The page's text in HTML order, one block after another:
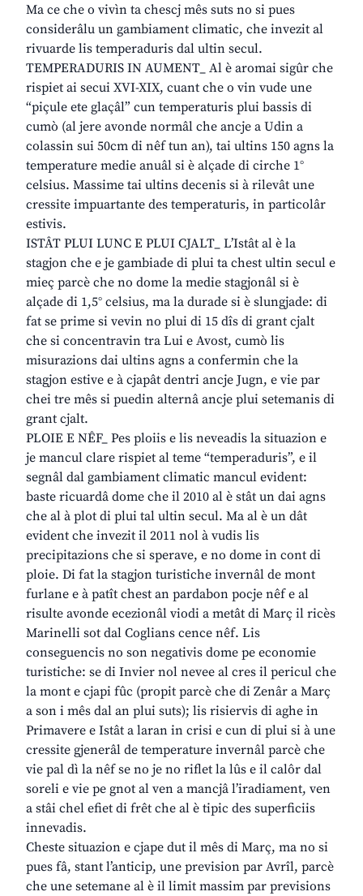
Ma ce che o vivìn ta chescj mês suts no si pues
considerâlu un gambiament climatic, che invezit al
rivuarde lis temperaduris dal ultin secul.
TEMPERADURIS IN AUMENT_ Al è aromai sigûr che
rispiet ai secui XVI-XIX, cuant che o vin vude une
“piçule ete glaçâl” cun temperaturis plui bassis di
cumò (al jere avonde normâl che ancje a Udin a
colassin sui 50cm di nêf tun an), tai ultins 150 agns la
temperature medie anuâl si è alçade di cirche 1°
celsius. Massime tai ultins decenis si à rilevât une
cressite impuartante des temperaturis, in particolâr
estivis.
ISTÂT PLUI LUNC E PLUI CJALT_ L’Istât al è la
stagjon che e je gambiade di plui ta chest ultin secul e
mieç parcè che no dome la medie stagjonâl si è
alçade di 1,5° celsius, ma la durade si è slungjade: di
fat se prime si vevin no plui di 15 dîs di grant cjalt
che si concentravin tra Lui e Avost, cumò lis
misurazions dai ultins agns a confermin che la
stagjon estive e à cjapât dentri ancje Jugn, e vie par
chei tre mês si puedin alternâ ancje plui setemanis di
grant cjalt.
PLOIE E NÊF_ Pes ploiis e lis neveadis la situazion e
je mancul clare rispiet al teme “temperaduris”, e il
segnâl dal gambiament climatic mancul evident:
baste ricuardâ dome che il 2010 al è stât un dai agns
che al à plot di plui tal ultin secul. Ma al è un dât
evident che invezit il 2011 nol à vudis lis
precipitazions che si sperave, e no dome in cont di
ploie. Di fat la stagjon turistiche invernâl de mont
furlane e à patît chest an pardabon pocje nêf e al
risulte avonde ecezionâl viodi a metât di Març il ricès
Marinelli sot dal Coglians cence nêf. Lis
conseguencis no son negativis dome pe economie
turistiche: se di Invier nol nevee al cres il pericul che
la mont e cjapi fûc (propit parcè che di Zenâr a Març
a son i mês dal an plui suts); lis risiervis di aghe in
Primavere e Istât a laran in crisi e cun di plui si à une
cressite gjenerâl de temperature invernâl parcè che
vie pal dì la nêf se no je no riflet la lûs e il calôr dal
soreli e vie pe gnot al ven a mancjâ l’iradiament, ven
a stâi chel efiet di frêt che al è tipic des superficiis
innevadis.
Cheste situazion e cjape dut il mês di Març, ma no si
pues fâ, stant l’anticip, une prevision par Avrîl, parcè
che une setemane al è il limit massim par previsions